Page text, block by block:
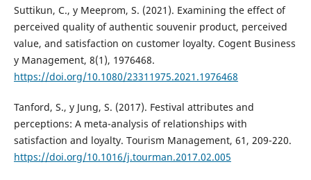
Suttikun, C., y Meeprom, S. (2021). Examining the effect of
perceived quality of authentic souvenir product, perceived
value, and satisfaction on customer loyalty. Cogent Business
y Management, 8(1), 1976468.
https://doi.org/10.1080/23311975.2021.1976468
Tanford, S., y Jung, S. (2017). Festival attributes and
perceptions: A meta-analysis of relationships with
satisfaction and loyalty. Tourism Management, 61, 209-220.
https://doi.org/10.1016/j.tourman.2017.02.005